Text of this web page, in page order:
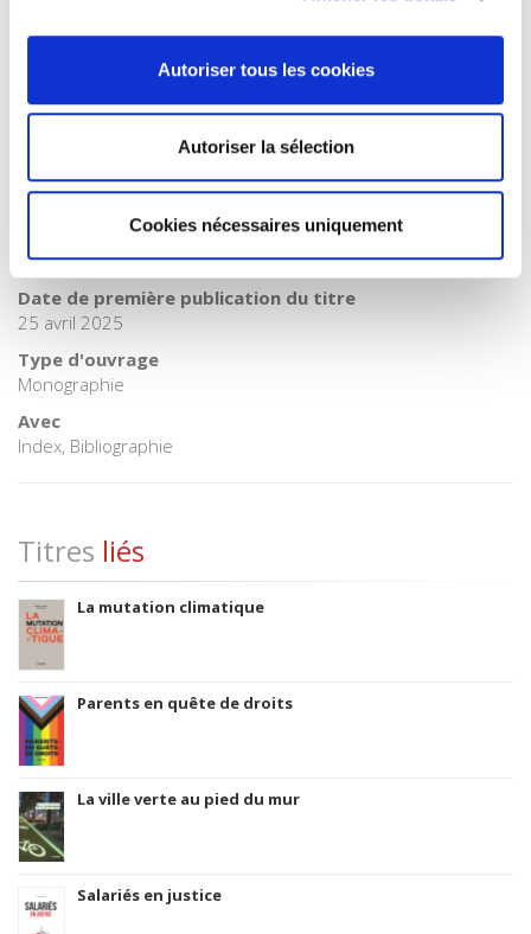
Autoriser tous les cookies
Autoriser la sélection
Cookies nécessaires uniquement
BISAC Subject Heading
HISTORY / Modern
BIC subject category (UK)
JN Education > HB History > HBLW 20th century history: c
1900 to c 2000
Code publique Onix
06 Professionnel et académique
Date de première publication du titre
25 avril 2025
Type d'ouvrage
Monographie
Avec
Index, Bibliographie
Titres liés
La mutation climatique
Parents en quête de droits
La ville verte au pied du mur
Salariés en justice